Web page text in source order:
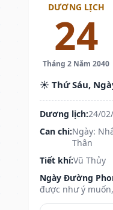
DƯƠNG LỊCH
24
Tháng 2 Năm 2040
☀️ Thứ Sáu,
Dương lịch:24/
Can chi:Ngày:
Thân
Tiết khí:Vũ Thủy
Ngày Đường
được như ý